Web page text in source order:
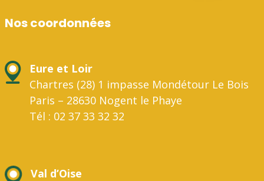
Nos coordonnées
Eure et Loir
Chartres (28) 1 impasse Mondétour Le Bois
Paris – 28630 Nogent le Phaye
Tél : 02 37 33 32 32
Val d’Oise